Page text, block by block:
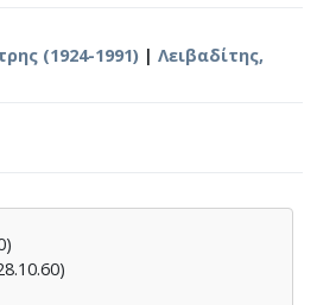
(1924-1991) | Λειβαδίτης,